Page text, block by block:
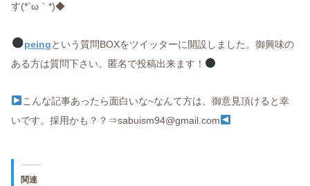
す(*´ω｀*)◆
peingという質問BOXをツイッターに開設しました。御興味の
ある方は質問下さい。匿名で投稿出来ます！
こんな記事あったら面白いな~なんて方は、御意見頂けると幸
いです。採用かも？？⇒sabuism94@gmail.com
関連